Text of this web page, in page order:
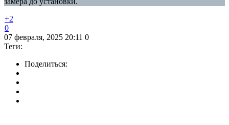
+2
0
07 февраля, 2025 20:11 0
Теги:
Поделиться: